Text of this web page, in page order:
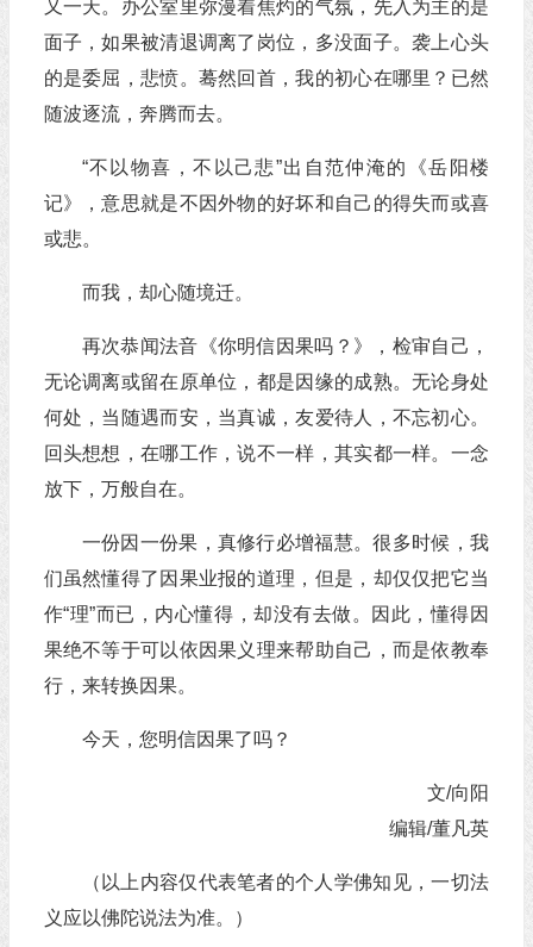
又一天。办公室里弥漫着焦灼的气氛，先入为主的是
面子，如果被清退调离了岗位，多没面子。袭上心头
的是委屈，悲愤。蓦然回首，我的初心在哪里？已然
随波逐流，奔腾而去。
“不以物喜，不以己悲”出自范仲淹的《岳阳楼
记》，意思就是不因外物的好坏和自己的得失而或喜
或悲。
而我，却心随境迁。
再次恭闻法音《你明信因果吗？》，检审自己，
无论调离或留在原单位，都是因缘的成熟。无论身处
何处，当随遇而安，当真诚，友爱待人，不忘初心。
回头想想，在哪工作，说不一样，其实都一样。一念
放下，万般自在。
一份因一份果，真修行必增福慧。很多时候，我
们虽然懂得了因果业报的道理，但是，却仅仅把它当
作“理”而已，内心懂得，却没有去做。因此，懂得因
果绝不等于可以依因果义理来帮助自己，而是依教奉
行，来转换因果。
今天，您明信因果了吗？
文/向阳
编辑/董凡英
（以上内容仅代表笔者的个人学佛知见，一切法
义应以佛陀说法为准。）